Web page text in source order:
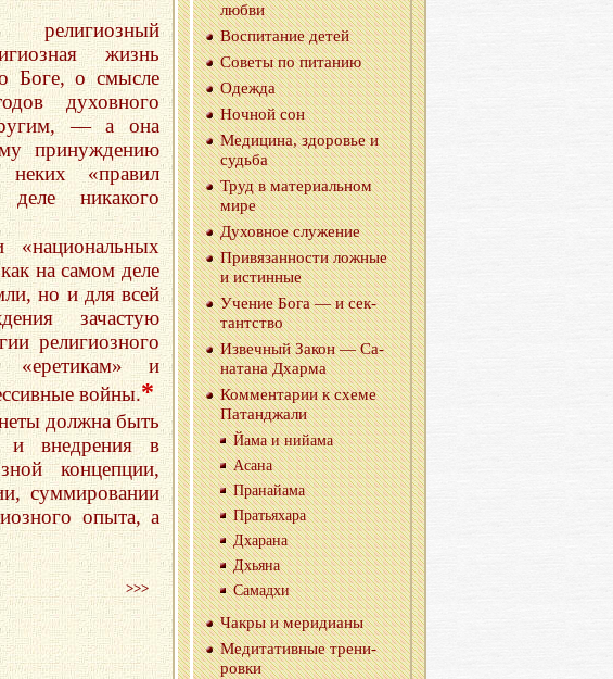
жизнь
о Боге, о смысле
духовного
— а она
принуждению
«правил
никакого
на самом деле
но и для всей
зачастую
религиозного
«еретикам» и
войны.*
должна быть
и внедрения в
концепции,
суммировании
опыта, а
>>>
любви
Вос­пи­та­ние детей
Со­ве­ты по пи­та­нию
Одеж­да
Ноч­ной сон
Ме­ди­ци­на, здо­ро­вье и
судь­ба
Труд в ма­те­ри­аль­ном
мире
Ду­хов­ное слу­же­ние
При­вя­зан­но­сти лож­ные
и ис­тин­ные
Уче­ние Бога — и сек­
тант­ство
Из­веч­ный Закон — Са­
на­та­на Дхар­ма
Ком­мен­та­рии к схеме
Па­тан­джа­ли
Йама и нийа­ма
Асана
Пра­найа­ма
Пра­тья­ха­ра
Дха­ра­на
Дхья­на
Са­ма­д­хи
Чакры и ме­ри­ди­а­ны
Ме­ди­та­тив­ные тре­ни­
ров­ки